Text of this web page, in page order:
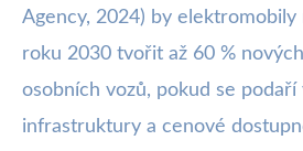
Agency, 2024) by elektromobily
roku 2030 tvořit až 60 %
osobních vozů, pokud se
infrastruktury a cenové